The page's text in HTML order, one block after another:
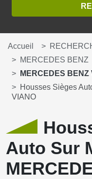
Accueil
MERCEDES BENZ
MERCEDES BENZ
Housses Sièges
VIANO
Auto Sur